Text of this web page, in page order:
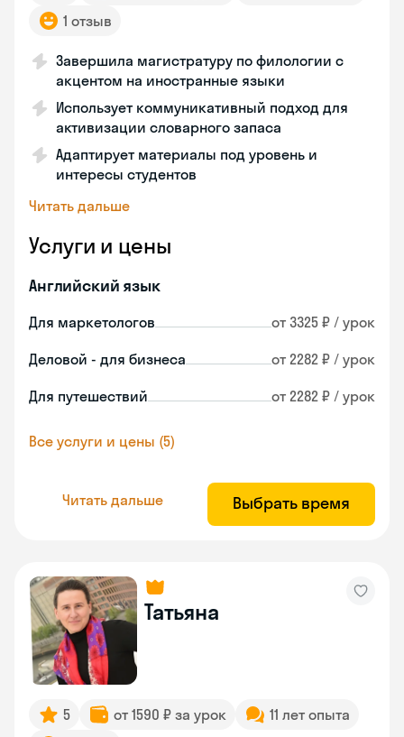
1 отзыв
Завершила магистратуру по филологии с
акцентом на иностранные языки
Использует коммуникативный подход для
активизации словарного запаса
Адаптирует материалы под уровень и
интересы студентов
Читать дальше
Услуги и цены
Английский язык
Для маркетологов от 3325 ₽ / урок
Деловой - для бизнеса от 2282 ₽ / урок
Для путешествий от 2282 ₽ / урок
Все услуги и цены (5)
Читать дальше Выбрать время
Татьяна
5 от 1590 ₽ за урок
11 лет опыта